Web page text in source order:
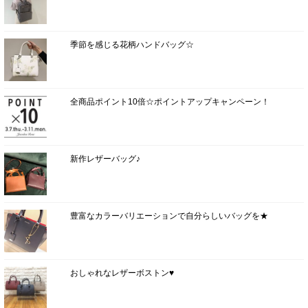
季節を感じる花柄ハンドバッグ☆
全商品ポイント10倍☆ポイントアップキャンペーン！
新作レザーバッグ♪
豊富なカラーバリエーションで自分らしいバッグを★
おしゃれなレザーボストン♥